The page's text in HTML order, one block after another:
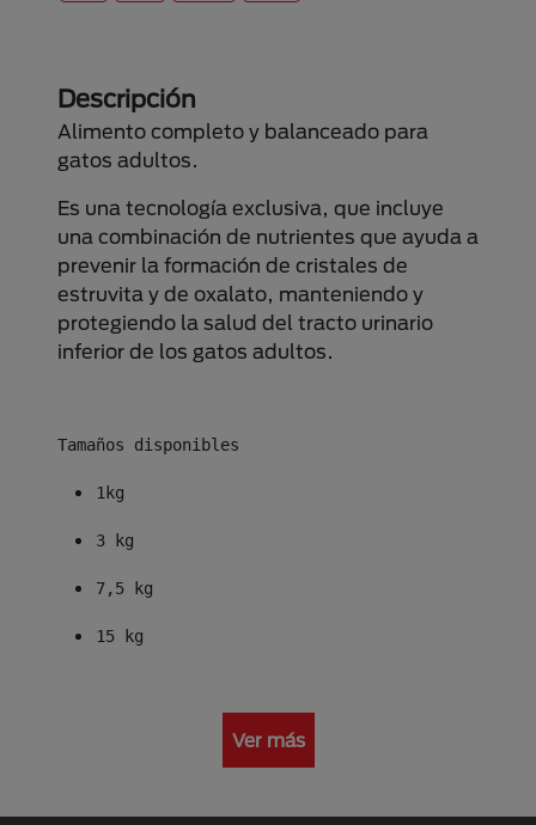
Descripción
Alimento completo y balanceado para
gatos adultos.
Es una tecnología exclusiva, que incluye
una combinación de nutrientes que ayuda a
prevenir la formación de cristales de
estruvita y de oxalato, manteniendo y
protegiendo la salud del tracto urinario
inferior de los gatos adultos.
Tamaños disponibles
1kg
3 kg
7,5 kg
15 kg
Ver más